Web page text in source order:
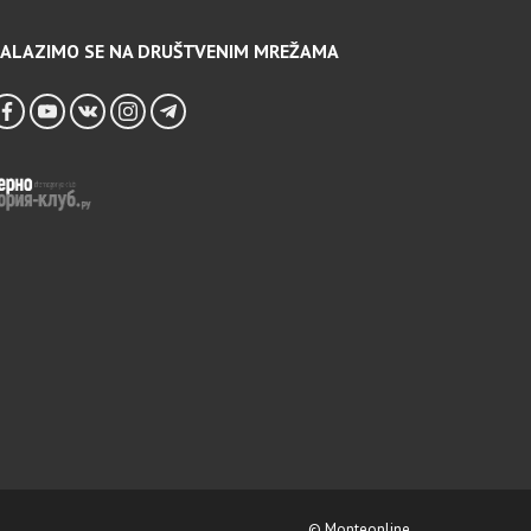
SE NA DRUŠTVENIM MREŽAMA